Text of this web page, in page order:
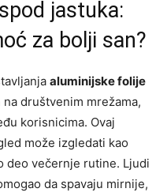
jastuka:
za bolji san?
aluminijske folije
društvenim mrežama,
korisnicima. Ovaj
može izgledati kao
deo večernje rutine. Ljudi
da spavaju mirnije,